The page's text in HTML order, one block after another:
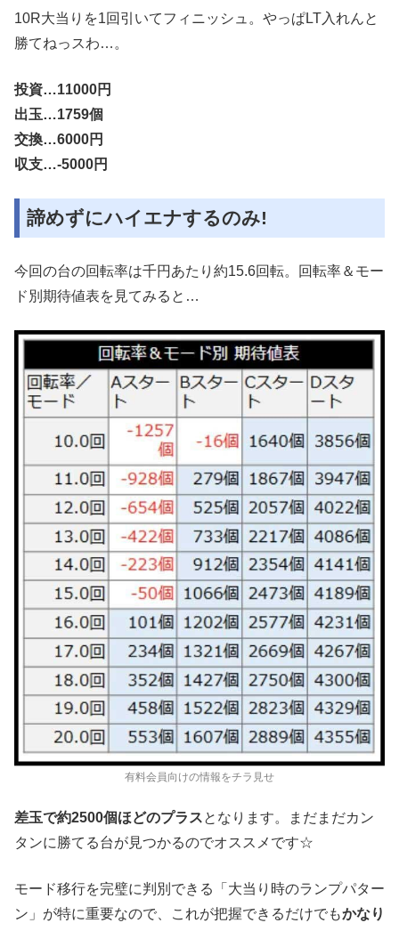
10R大当りを1回引いてフィニッシュ。やっぱLT入れんと
勝てねっスわ…。
投資…11000円
出玉…1759個
交換…6000円
収支…-5000円
諦めずにハイエナするのみ!
今回の台の回転率は千円あたり約15.6回転。回転率＆モー
ド別期待値表を見てみると…
有料会員向けの情報をチラ見せ
差玉で約2500個ほどのプラスとなります。まだまだカン
タンに勝てる台が見つかるのでオススメです☆
モード移行を完璧に判別できる「大当り時のランプパター
ン」が特に重要なので、これが把握できるだけでもかなり